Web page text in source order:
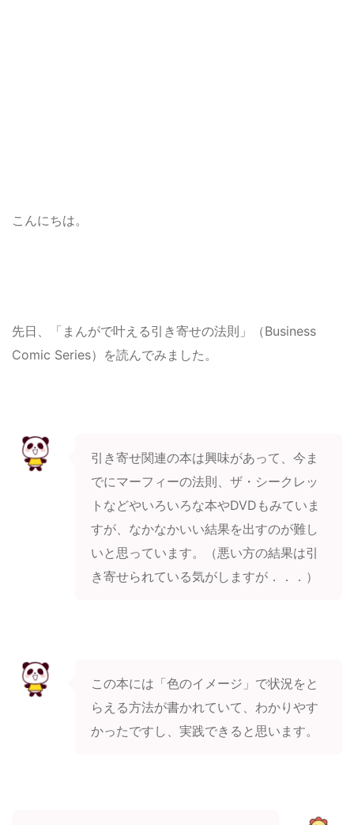
こんにちは。
先日、「まんがで叶える引き寄せの法則」（Business
Comic Series）を読んでみました。
引き寄せ関連の本は興味があって、今ま
でにマーフィーの法則、ザ・シークレッ
トなどやいろいろな本やDVDもみていま
すが、なかなかいい結果を出すのが難し
いと思っています。（悪い方の結果は引
き寄せられている気がしますが．．．）
この本には「色のイメージ」で状況をと
らえる方法が書かれていて、わかりやす
かったですし、実践できると思います。